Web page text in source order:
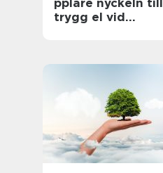
pplare nyckeln till
trygg el vid